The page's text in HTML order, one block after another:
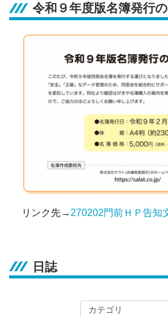
令和９年度版名簿発行
リンク先→ 270202門前ＨＰ告知
日誌